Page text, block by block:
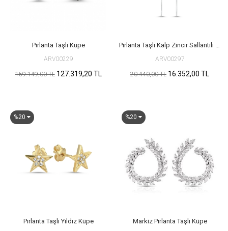
Pırlanta Taşlı Küpe
ARV00229
159.149,00 TL 127.319,20 TL
Pırlanta Taşlı Kalp Zincir Sallantılı Küpe
ARV00297
20.440,00 TL 16.352,00 TL
%20
Pırlanta Taşlı Yıldız Küpe
%20
Markiz Pırlanta Taşlı Küpe